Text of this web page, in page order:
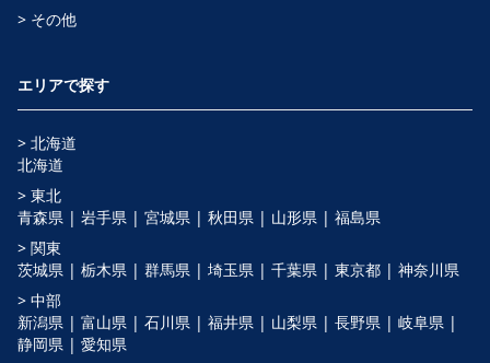
> その他
エリアで探す
> 北海道
北海道
> 東北
青森県 | 岩手県 | 宮城県 | 秋田県 | 山形県 | 福島県
> 関東
茨城県 | 栃木県 | 群馬県 | 埼玉県 | 千葉県 | 東京都 | 神奈川県
> 中部
新潟県 | 富山県 | 石川県 | 福井県 | 山梨県 | 長野県 | 岐阜県 |
静岡県 | 愛知県